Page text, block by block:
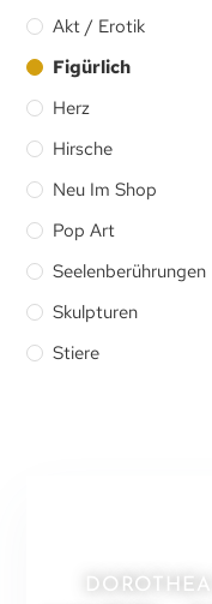
Akt / Erotik
Figürlich
Herz
Hirsche
Neu Im Shop
Pop Art
Seelenberührungen
Skulpturen
Stiere